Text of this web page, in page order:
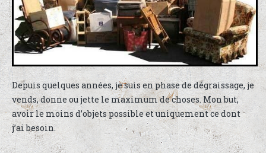
Depuis quelques années, je suis en phase de dégraissage, je
vends, donne ou jette le maximum de choses. Mon but,
avoir le moins d’objets possible et uniquement ce dont
j’ai besoin.